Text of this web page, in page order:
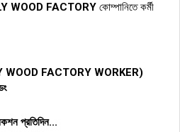
WOOD FACTORY কোম্পানিতে কর্মী
WOOD FACTORY WORKER)
প্রতিদিন...